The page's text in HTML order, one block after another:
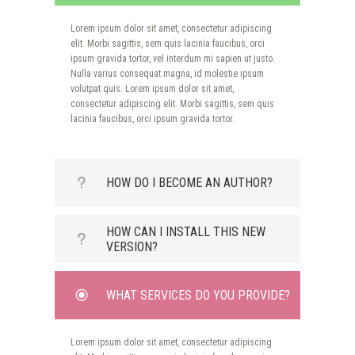
volutpat quis. Lorem ipsum dolor sit amet,
consectetur adipiscing elit. Morbi sagittis, sem quis
lacinia faucibus, orci ipsum gravida tortor.
Lorem ipsum dolor sit amet, consectetur adipiscing
elit. Morbi sagittis, sem quis lacinia faucibus, orci
ipsum gravida tortor, vel interdum mi sapien ut justo.
Nulla varius consequat magna, id molestie ipsum
volutpat quis. Lorem ipsum dolor sit amet,
consectetur adipiscing elit. Morbi sagittis, sem quis
lacinia faucibus, orci ipsum gravida tortor.
HOW DO I BECOME AN AUTHOR?
Lorem ipsum dolor sit amet, consectetur adipiscing
elit. Morbi sagittis, sem quis lacinia faucibus, orci
volutpat quis. Lorem ipsum dolor sit amet,
lacinia faucibus, orci ipsum gravida tortor.
HOW CAN I INSTALL THIS NEW
VERSION?
Lorem ipsum dolor sit amet, consectetur adipiscing
elit. Morbi sagittis, sem quis lacinia faucibus, orci
volutpat quis. Lorem ipsum dolor sit amet,
WHAT SERVICES DO YOU PROVIDE?
Lorem ipsum dolor sit amet, consectetur adipiscing